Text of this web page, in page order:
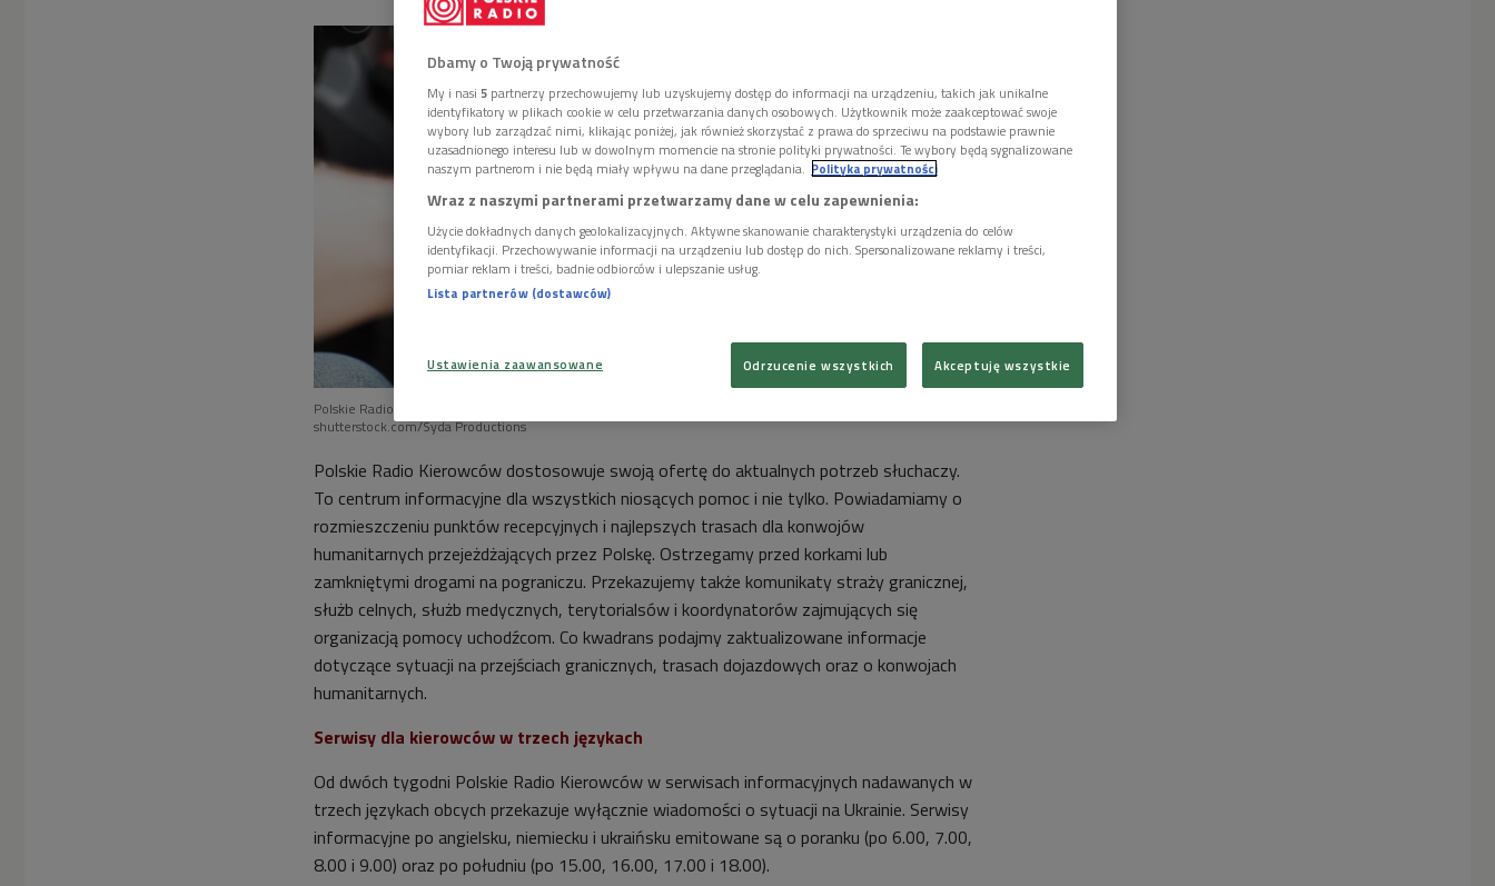
Polskie Radio Kierowców ze zmieniona ramówka w związku z sytuacją w Ukrainie
shutterstock.com/Syda Productions
Polskie Radio Kierowców dostosowuje swoją ofertę do aktualnych potrzeb słuchaczy.
To centrum informacyjne dla wszystkich niosących pomoc i nie tylko. Powiadamiamy o
rozmieszczeniu punktów recepcyjnych i najlepszych trasach dla konwojów
humanitarnych przejeżdżających przez Polskę. Ostrzegamy przed korkami lub
zamkniętymi drogami na pograniczu. Przekazujemy także komunikaty straży granicznej,
służb celnych, służb medycznych, terytorialsów i koordynatorów zajmujących się
organizacją pomocy uchodźcom. Co kwadrans podajmy zaktualizowane informacje
dotyczące sytuacji na przejściach granicznych, trasach dojazdowych oraz o konwojach
humanitarnych.
Serwisy dla kierowców w trzech językach
Od dwóch tygodni Polskie Radio Kierowców w serwisach informacyjnych nadawanych w
trzech językach obcych przekazuje wyłącznie wiadomości o sytuacji na Ukrainie. Serwisy
informacyjne po angielsku, niemiecku i ukraińsku emitowane są o poranku (po 6.00, 7.00,
8.00 i 9.00) oraz po południu (po 15.00, 16.00, 17.00 i 18.00).
Dbamy o Twoją prywatność
My i nasi 5 partnerzy przechowujemy lub uzyskujemy dostęp do informacji na urządzeniu, takich jak unikalne
identyfikatory w plikach cookie w celu przetwarzania danych osobowych. Użytkownik może zaakceptować swoje
wybory lub zarządzać nimi, klikając poniżej, jak również skorzystać z prawa do sprzeciwu na podstawie prawnie
uzasadnionego interesu lub w dowolnym momencie na stronie polityki prywatności. Te wybory będą sygnalizowane
naszym partnerom i nie będą miały wpływu na dane przeglądania. Polityka prywatności
Wraz z naszymi partnerami przetwarzamy dane w celu zapewnienia:
Użycie dokładnych danych geolokalizacyjnych. Aktywne skanowanie charakterystyki urządzenia do celów
identyfikacji. Przechowywanie informacji na urządzeniu lub dostęp do nich. Spersonalizowane reklamy i treści,
pomiar reklam i treści, badnie odbiorców i ulepszanie usług.
Lista partnerów (dostawców)
Ustawienia zaawansowane Odrzucenie wszystkich Akceptuję wszystkie